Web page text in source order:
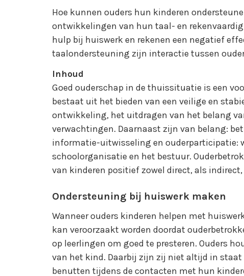
Hoe kunnen ouders hun kinderen
ontwikkelingen van hun taal- en
hulp bij huiswerk en rekenen een negatief
taalondersteuning zijn interactie tussen
Inhoud
Goed ouderschap in de thuissituatie is een
bestaat uit het bieden van een veilige en
ontwikkeling, het uitdragen van het belang
verwachtingen. Daarnaast zijn van belang:
informatie-uitwisseling en ouderparticipatie:
schoolorganisatie en het bestuur.
van kinderen positief zowel direct, als
Ondersteuning bij huiswerk maken
Wanneer ouders kinderen helpen met
kan veroorzaakt worden doordat
op leerlingen om goed te presteren. Ouders
van het kind. Daarbij zijn zij niet altijd in
benutten tijdens de contacten met hun